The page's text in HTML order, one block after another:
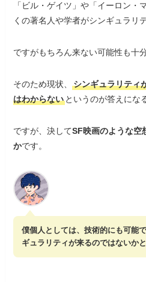
「ビル・ゲイツ」や「イーロン・
くの著名人や学者がシンギュラリ
ですがもちろん来ない可能性も十
そのため現状、シンギュラリティ
はわからない というのが答えにな
ですが、決してSF映画のような空
かです。
僕個人としては、技術的にも可能
ギュラリティが来るのではないか